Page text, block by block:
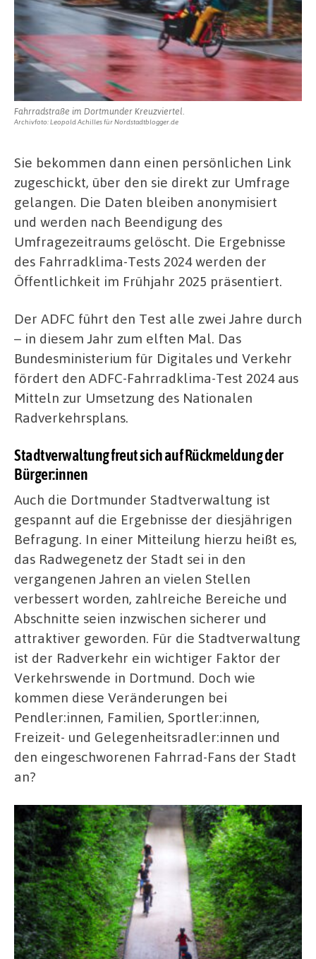
Fahrradstraße im Dortmunder Kreuzviertel.
Archivfoto: Leopold Achilles für Nordstadtblogger.de
Sie bekommen dann einen persönlichen Link
zugeschickt, über den sie direkt zur Umfrage
gelangen. Die Daten bleiben anonymisiert
und werden nach Beendigung des
Umfragezeitraums gelöscht. Die Ergebnisse
des Fahrradklima-Tests 2024 werden der
Öffentlichkeit im Frühjahr 2025 präsentiert.
Der ADFC führt den Test alle zwei Jahre durch
– in diesem Jahr zum elften Mal. Das
Bundesministerium für Digitales und Verkehr
fördert den ADFC-Fahrradklima-Test 2024 aus
Mitteln zur Umsetzung des Nationalen
Radverkehrsplans.
Stadtverwaltung freut sich auf Rückmeldung der
Bürger:innen
Auch die Dortmunder Stadtverwaltung ist
gespannt auf die Ergebnisse der diesjährigen
Befragung. In einer Mitteilung hierzu heißt es,
das Radwegenetz der Stadt sei in den
vergangenen Jahren an vielen Stellen
verbessert worden, zahlreiche Bereiche und
Abschnitte seien inzwischen sicherer und
attraktiver geworden. Für die Stadtverwaltung
ist der Radverkehr ein wichtiger Faktor der
Verkehrswende in Dortmund. Doch wie
kommen diese Veränderungen bei
Pendler:innen, Familien, Sportler:innen,
Freizeit- und Gelegenheitsradler:innen und
den eingeschworenen Fahrrad-Fans der Stadt
an?